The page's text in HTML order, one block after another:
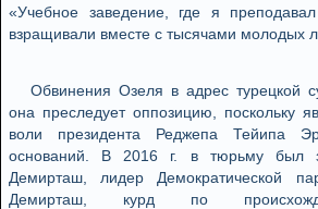
«Учебное заведение, где я
взращивали вместе с тысячами молодых
Обвинения Озеля в адрес турецкой
она преследует оппозицию, поскольку
воли президента Реджепа Тейипа
оснований. В 2016 г. в тюрьму был
Демирташ, лидер Демократической
Демирташ, курд по